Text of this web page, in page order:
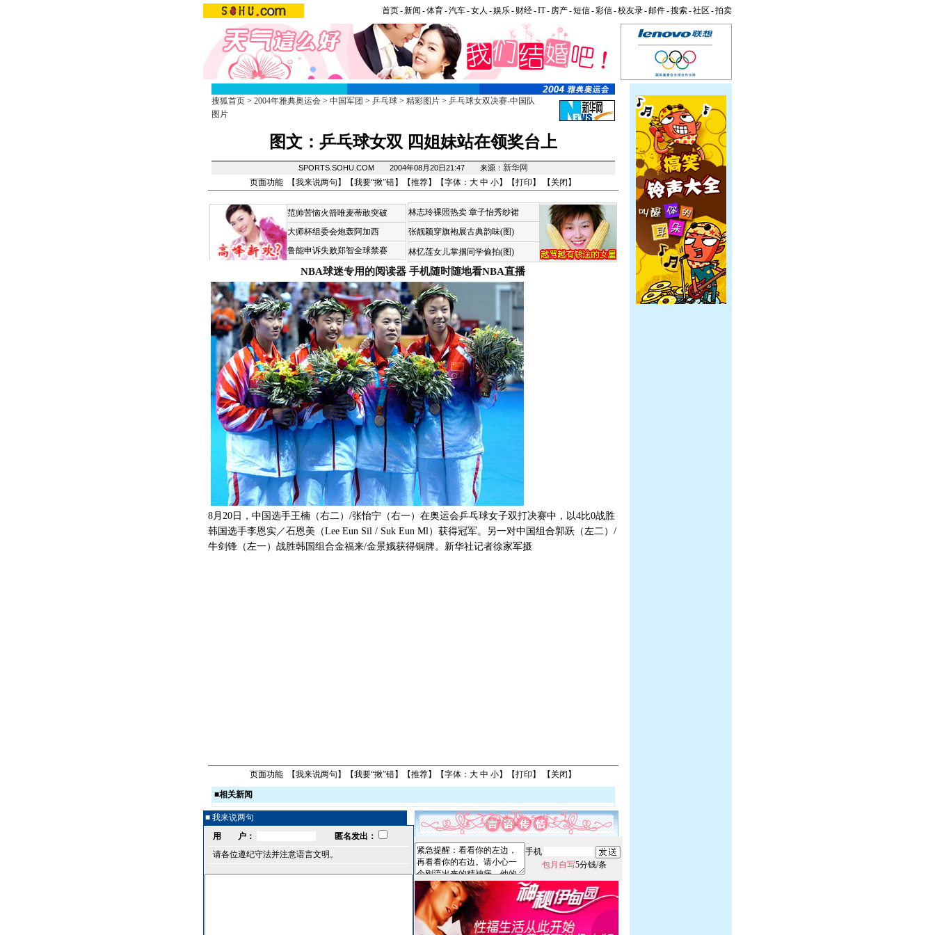
首页-新闻 -体育-汽车-女人 -娱乐- 财经-IT- 房产-短信-彩信-校友录-邮件-搜索-社区 -拍卖
搜狐首页> 2004年雅典奥运会> 中国军团 > 乒乓球> 精彩图片> 乒乓球女双决赛-中国队
图片
图文：乒乓球女双 四姐妹站在领奖台上
SPORTS.SOHU.COM 2004年08月20日21:47 来源： 新华网
页面功能 【我来说两句 】【我要“揪”错】【推荐】【字体： 大 中 小】【打印 】 【 关闭 】
范帅苦恼火箭唯麦蒂敢突破
大师杯组委会炮轰阿加西
鲁能申诉失败郑智全球禁赛
林志玲裸照热卖 章子怡秀纱裙
张靓颖穿旗袍展古典韵味(图)
林忆莲女儿掌掴同学偷拍(图)
NBA球迷专用的阅读器 手机随时随地看NBA直播
8月20日，中国选手王楠（右二）/张怡宁（右一）在奥运会乒乓球女子双打决赛中，以4比0战胜
韩国选手李恩实／石恩美（Lee Eun Sil / Suk Eun Ml）获得冠军。另一对中国组合郭跃（左二）/
牛剑锋（左一）战胜韩国组合金福来/金景娥获得铜牌。新华社记者徐家军摄
页面功能 【我来说两句 】【我要“揪”错】【推荐】【字体： 大 中 小】【打印 】 【 关闭 】
■相关新闻
■ 我来说两句
用 户：
匿名发出：
请各位遵纪守法并注意语言文明。
手机
包月自写5分钱/条